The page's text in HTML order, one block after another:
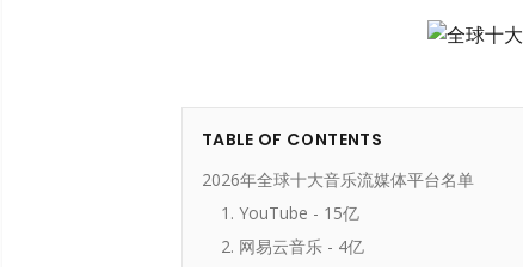
TABLE OF CONTENTS
2026年全球十大音乐流媒体平台名单
1. YouTube - 15亿
2. 网易云音乐 - 4亿